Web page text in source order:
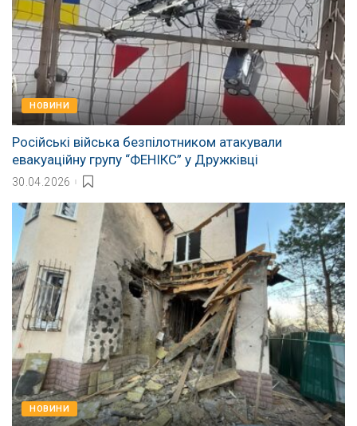
НОВИНИ
Російські війська безпілотником атакували
евакуаційну групу “ФЕНІКС” у Дружківці
30.04.2026
НОВИНИ